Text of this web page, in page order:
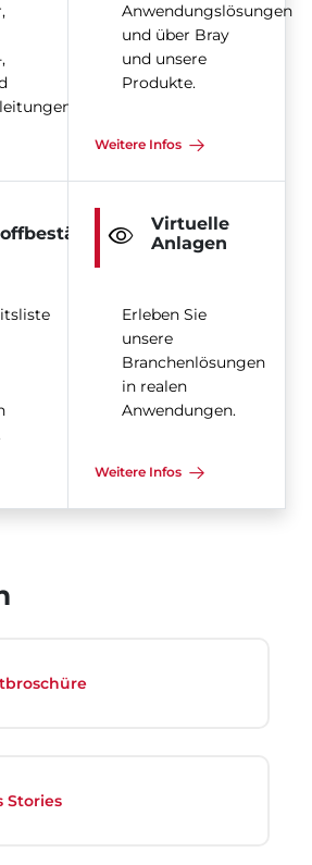
Anwendungslösungen
und über Bray
und unsere
Produkte.
Weitere Infos
Virtuelle
Anlagen
Erleben Sie
unsere
Branchenlösungen
in realen
Anwendungen.
Weitere Infos
Stories